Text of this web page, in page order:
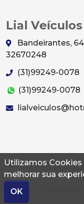
Utilizamos Cookies
melhorar sua
OK
Lial
Bandeirantes,
32670248
(31)99249-0078
(31)99249-0078
© 2026
Termos